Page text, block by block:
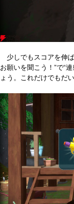
少しでもスコアを伸
お願いを聞こう！”で“
ょう。これだけでもだ